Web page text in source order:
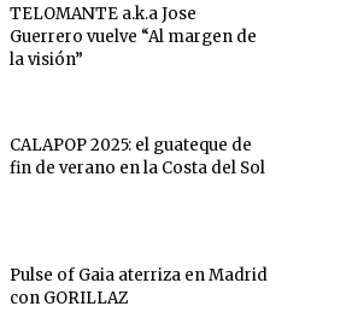
TELOMANTE a.k.a Jose
Guerrero vuelve “Al margen de
la visión”
CALAPOP 2025: el guateque de
fin de verano en la Costa del Sol
Pulse of Gaia aterriza en Madrid
con GORILLAZ